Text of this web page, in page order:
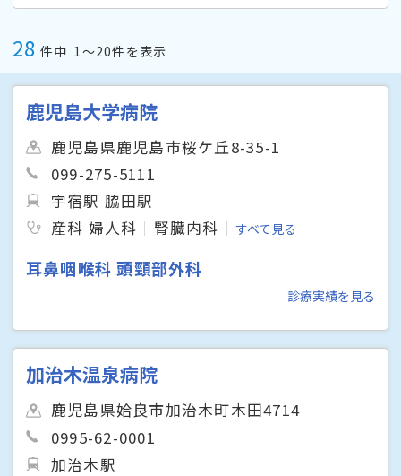
28 件中 1〜20件を表示
鹿児島大学病院
鹿児島県鹿児島市桜ケ丘8-35-1
099-275-5111
宇宿駅 脇田駅
産科 婦人科
腎臓内科 すべて見る
耳鼻咽喉科 頭頸部外科
診療実績を見る
加治木温泉病院
鹿児島県姶良市加治木町木田4714
0995-62-0001
加治木駅